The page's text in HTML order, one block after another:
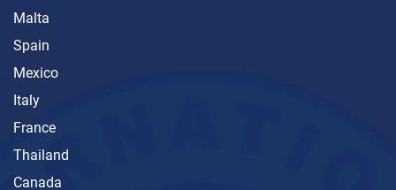
Malta
Spain
Mexico
Italy
France
Thailand
Canada